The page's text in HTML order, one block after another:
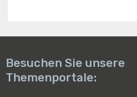
Besuchen Sie unsere
Themenportale: